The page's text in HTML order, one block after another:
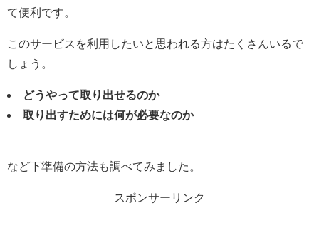
て便利です。
このサービスを利用したいと思われる方はたくさんいるで
しょう。
どうやって取り出せるのか
取り出すためには何が必要なのか
など下準備の方法も調べてみました。
スポンサーリンク